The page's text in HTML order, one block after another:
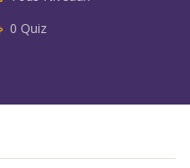
0 Quiz